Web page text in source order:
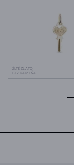
ŽLTÉ ZLATO
BEZ KAMEŇA